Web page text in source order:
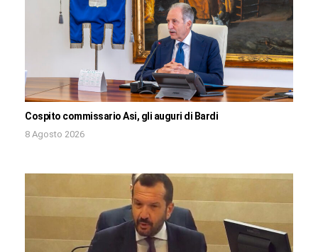
Cospito commissario Asi, gli auguri di Bardi
8 Agosto 2026